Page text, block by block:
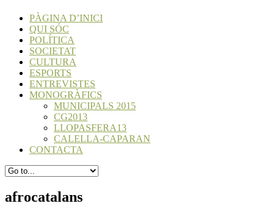
PÀGINA D’INICI
QUI SÓC
POLÍTICA
SOCIETAT
CULTURA
ESPORTS
ENTREVISTES
MONOGRÀFICS
MUNICIPALS 2015
CG2013
LLOPASFERA13
CALELLA-CAPARAN
CONTACTA
afrocatalans